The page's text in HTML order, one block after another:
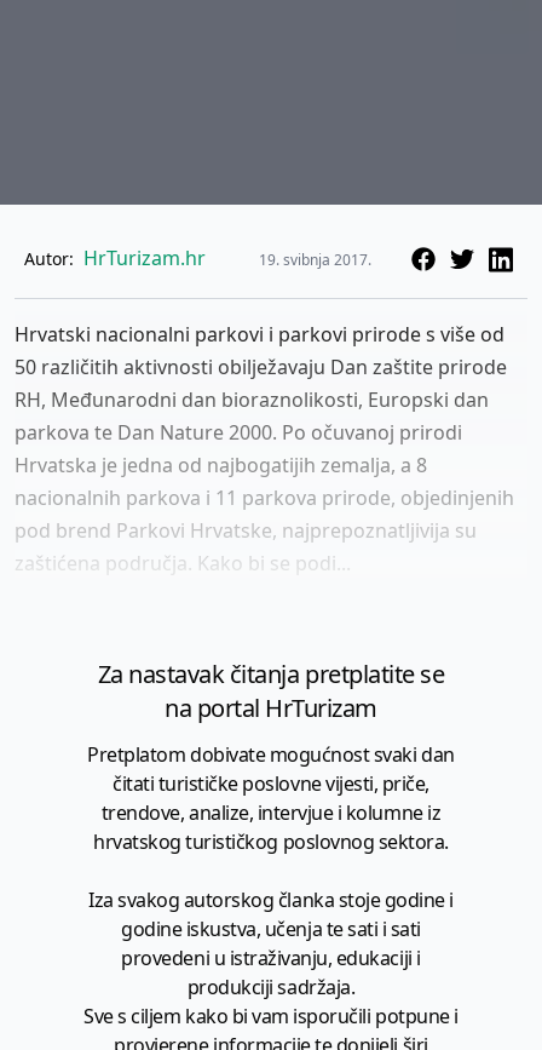
Autor: HrTurizam.hr 19. svibnja 2017.
Hrvatski nacionalni parkovi i parkovi prirode s više od
50 različitih aktivnosti obilježavaju Dan zaštite prirode
RH, Međunarodni dan bioraznolikosti, Europski dan
parkova te Dan Nature 2000. Po očuvanoj prirodi
Hrvatska je jedna od najbogatijih zemalja, a 8
nacionalnih parkova i 11 parkova prirode, objedinjenih
pod brend Parkovi Hrvatske, najprepoznatljivija su
zaštićena područja. Kako bi se podi...
Za nastavak čitanja pretplatite se
na portal HrTurizam
Pretplatom dobivate mogućnost svaki dan
čitati turističke poslovne vijesti, priče,
trendove, analize, intervjue i kolumne iz
hrvatskog turističkog poslovnog sektora.
Iza svakog autorskog članka stoje godine i
godine iskustva, učenja te sati i sati
provedeni u istraživanju, edukaciji i
produkciji sadržaja.
Sve s ciljem kako bi vam isporučili potpune i